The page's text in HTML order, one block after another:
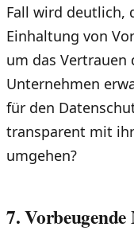
Fall wird deutlich,
Einhaltung von
um das Vertrauen
Unternehmen
für den
transparent mit
umgehen?
7.